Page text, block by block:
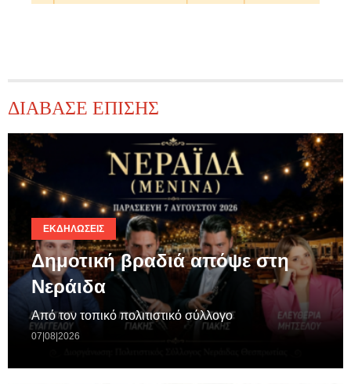
ΔΙΑΒΑΣΕ ΕΠΙΣΗΣ
ΕΚΔΗΛΏΣΕΙΣ
Δημοτική βραδιά απόψε στη
Νεράιδα
Από τον τοπικό πολιτιστικό σύλλογο
07|08|2026